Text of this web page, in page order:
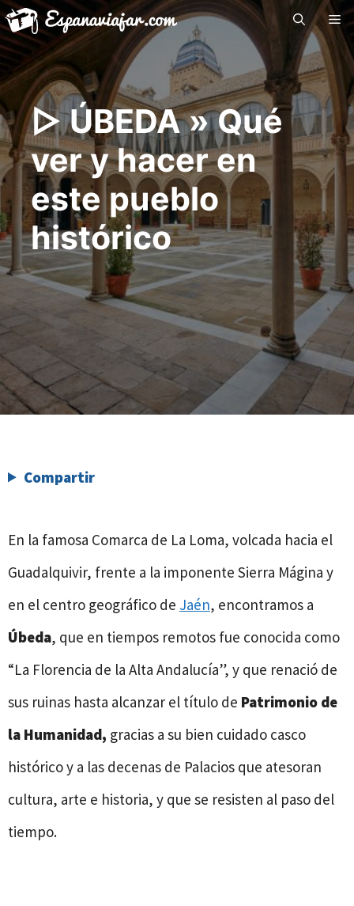
Saltar
al
contenido
▷ ÚBEDA » Qué
ver y hacer en
este pueblo
histórico
Compartir
En la famosa Comarca de La Loma, volcada hacia el
Guadalquivir, frente a la imponente Sierra Mágina y
en el centro geográfico de Jaén, encontramos a
Úbeda, que en tiempos remotos fue conocida como
“La Florencia de la Alta Andalucía”, y que renació de
sus ruinas hasta alcanzar el título de Patrimonio de
la Humanidad, gracias a su bien cuidado casco
histórico y a las decenas de Palacios que atesoran
cultura, arte e historia, y que se resisten al paso del
tiempo.